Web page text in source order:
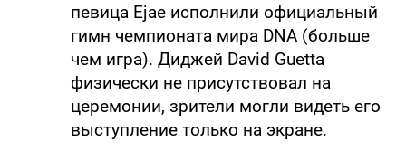
певица Ejae исполнили официальный
гимн чемпионата мира DNA (больше
чем игра). Диджей David Guetta
физически не присутствовал на
церемонии, зрители могли видеть его
выступление только на экране.